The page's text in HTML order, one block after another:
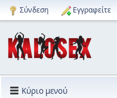
Σύνδεση Εγγραφείτε
Κύριο μενού